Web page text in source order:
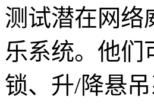
测试潜在网络
乐系统。他们
锁、升/降悬